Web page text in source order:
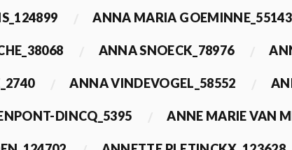
ANNA MARIA GOEMINNE_55143
ANNA SNOECK_78976
ANNA VINDEVOGEL_58552
DINCQ_5395 ANNE MARIE VAN